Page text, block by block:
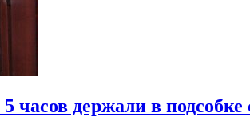
часов держали в